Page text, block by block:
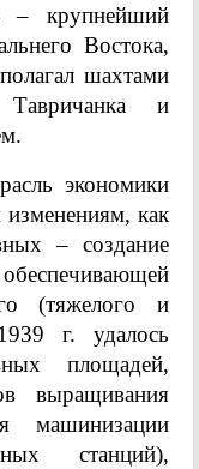
– крупнейший
Востока,
шахтами
и
экономики
изменениям, как
– создание
(тяжелого и
г. удалось
площадей,
выращивания
машинизации
станций),